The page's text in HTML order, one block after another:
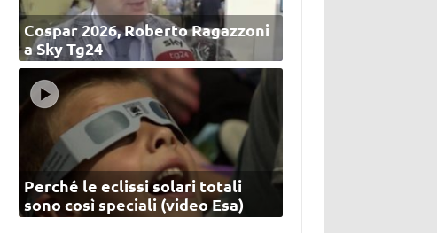
Cospar 2026, Roberto Ragazzoni
a Sky Tg24
Perché le eclissi solari totali
sono così speciali (video Esa)